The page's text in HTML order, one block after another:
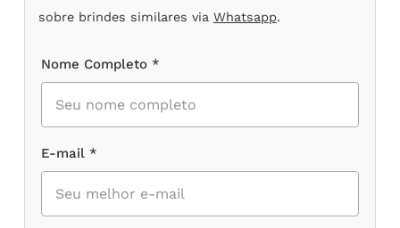
sobre brindes similares via Whatsapp.
Nome Completo *
E-mail *